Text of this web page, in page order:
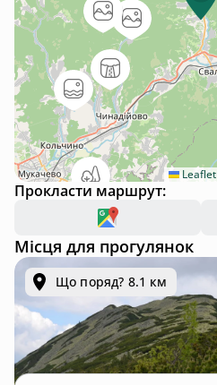
Leaflet
Прокласти маршрут:
Місця для прогулянок
Що поряд? 8.1 км